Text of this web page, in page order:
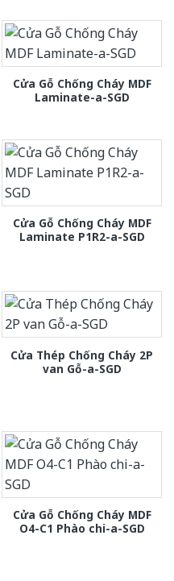
Cửa Gỗ Chống Cháy MDF
Laminate-a-SGD
Cửa Gỗ Chống Cháy MDF
Laminate P1R2-a-SGD
Cửa Thép Chống Cháy 2P
van Gỗ-a-SGD
Cửa Gỗ Chống Cháy MDF
O4-C1 Phào chi-a-SGD